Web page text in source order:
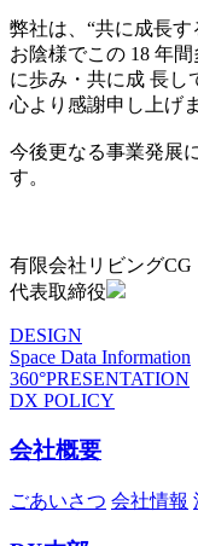
弊社は、“共に成長す
お陰様でこの 18 年
に歩み・共に成 長し
心より感謝申し上げ
今後更なる事業発展
す。
有限会社リビングCG
代表取締役
DESIGN
Space Data Information
360°PRESENTATION
DX POLICY
会社概要
ごあいさつ 会社情報